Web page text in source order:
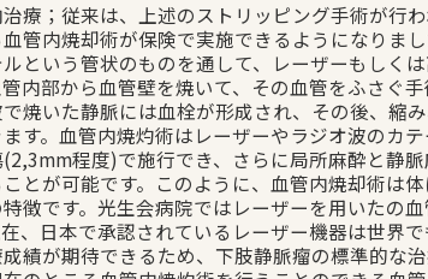
治療；従来は、上述のストリッピング手術が行
管内焼却術が保険で実施できるようになりま
という管状のものを通して、レーザーもしく
管内部から血管壁を焼いて、その血管をふさぐ
焼いた静脈には血栓が形成され、その後、縮
す。血管内焼灼術はレーザーやラジオ波のカ
(2,3mm程度)で施行でき、さらに局所麻酔と静
とが可能です。このように、血管内焼却術は
徴です。光生会病院ではレーザーを用いたの
、日本で承認されているレーザー機器は世界
績が期待できるため、下肢静脈瘤の標準的な